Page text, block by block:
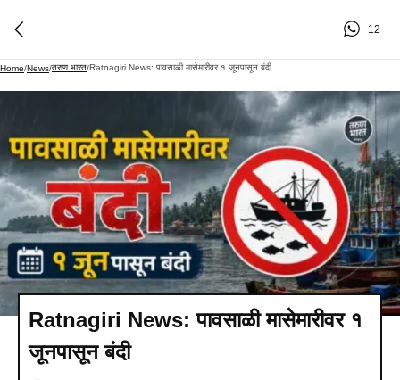
12
Home/News/तरुण भारत/Ratnagiri News: पावसाळी मासेमारीवर १ जूनपासून बंदी
Ratnagiri News: पावसाळी मासेमारीवर १
जूनपासून बंदी